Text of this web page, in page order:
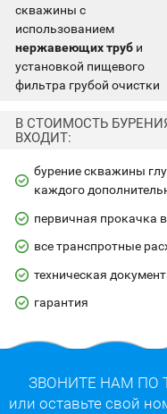
скважины с
использованием
нержавеющих труби
установкой пищевого
фильтра грубой очистки
В СТОИМОСТЬ
ВХОДИТ:
бурение скважины
каждого
первичная прокачка
все транспротные
техническая
гарантия
ЗВОНИТЕ НАМ ПО
или оставьте свой